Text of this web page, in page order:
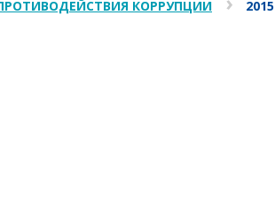
КОРРУПЦИИ 2015